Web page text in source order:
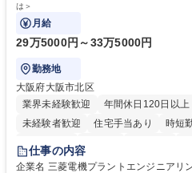
は＞
月給
29万5000円～33万5000円
勤務地
大阪府大阪市北区
業界未経験歓迎
年間休日120日以上
未経験者歓迎
住宅手当あり 時短
退職金あり
駅近5分以内
土日祝休み 服装自由
仕事の内容
企業名 三菱電機プラントエンジニアリング株式会社 求